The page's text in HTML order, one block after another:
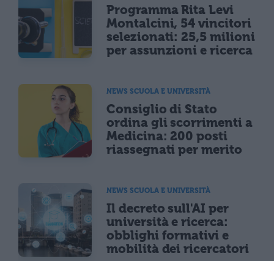
Programma Rita Levi
Montalcini, 54 vincitori
selezionati: 25,5 milioni
per assunzioni e ricerca
NEWS SCUOLA E UNIVERSITÀ
Consiglio di Stato
ordina gli scorrimenti a
Medicina: 200 posti
riassegnati per merito
NEWS SCUOLA E UNIVERSITÀ
Il decreto sull'AI per
università e ricerca:
obblighi formativi e
mobilità dei ricercatori